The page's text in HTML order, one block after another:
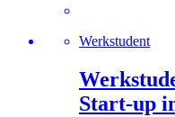
Werkstudent
Start-up